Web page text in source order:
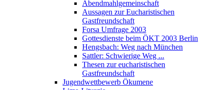
Abendmahlgemeinschaft
Aussagen zur Eucharistischen
Gastfreundschaft
Forsa Umfrage 2003
Gottesdienste beim ÖKT 2003 Berlin
Hengsbach: Weg nach München
Sattler: Schwierige Weg ...
Thesen zur eucharistischen
Gastfreundschaft
Jugendwettbewerb Ökumene